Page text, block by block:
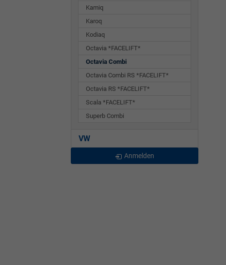
Kamiq
Karoq
Kodiaq
Octavia *FACELIFT*
Octavia Combi
Octavia Combi RS *FACELIFT*
Octavia RS *FACELIFT*
Scala *FACELIFT*
Superb Combi
VW
Anmelden